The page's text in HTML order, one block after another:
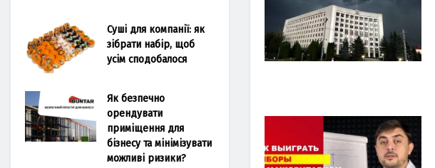
Суші для компанії: як
зібрати набір, щоб
усім сподобалося
Як безпечно
орендувати
приміщення для
бізнесу та мінімізувати
можливі ризики?